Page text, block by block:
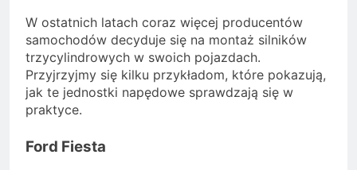
W ostatnich latach coraz więcej producentów
samochodów decyduje się na montaż silników
trzycylindrowych w swoich pojazdach.
Przyjrzyjmy się kilku przykładom, które pokazują,
jak te jednostki napędowe sprawdzają się w
praktyce.
Ford Fiesta